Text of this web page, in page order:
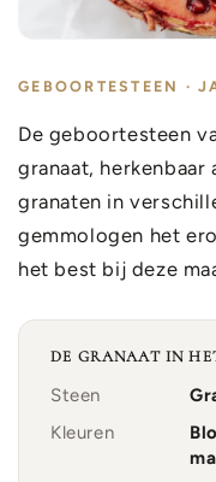
GEBOORTESTEEN ·
De geboortesteen
granaat, herkenbaar
granaten in
gemmologen het
het best bij deze
DE GRANAAT IN
Steen
Kleuren